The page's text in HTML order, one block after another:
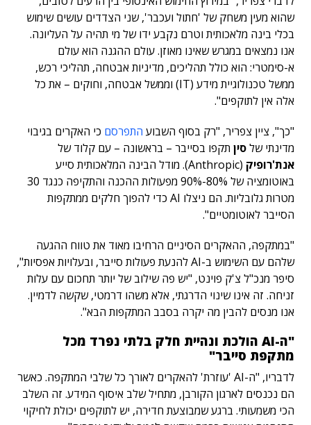
שהוא מעין משחק של 'חתול ועכבר', שני הצדדים עושים שימוש
בכלי בינה מלאכותית וטרם נקבע ידו של מי תהיה על העליונה.
אנו נמצאים במגרש שאינו מאוזן. עולם ההגנה הוא עולם
א-סימטרי: הוא כולל תהליכים, מדיניות אבטחה, תהליכי רכש,
ממשל טכנולוגיית מידע (IT) וממשל אבטחה, וחוקים – את כל
אלה אין לתוקפים".
"כך", ציין צפריר, "רק בסוף השבוע התפרסם כי האקרים בגיבוי
מדינתי שלסין תקפו בסייבר – בראשונה – עם קלוד של
אנת'רופיק
(Anthropic). מודל הבינה המלאכותית סייע
באוטומציה של 80%-90% מפעולות ההכנה והתקיפה כנגד 30
מטרות גלובליות. הם ניצלו AI כדי להפוך חלקים ממתקפות
הסייבר לאוטומטיים".
"במתקפה, ההאקרים הסיניים הרחיבו מאוד את טווח ההגעה
שלהם עם השימוש ב-AI להנעת פעולות סייבר, ובעלויות אפסיות",
סיפר מנכ"ל צ'ק פוינט, "יש פה שילוב של יותר תחכום עם עלות
זניחה. זה אינו שינוי הדרגתי, אלא משהו דרמטי, שקשה לדמיין.
אנו מנסים להבין מה יקרה בסבב המתקפות הבא".
"ה-AI הולכת ונהיית חלק בלתי נפרד מכל
מתקפת סייבר"
לדבריו, "ה-AI 'עוזרת' להאקרים לאורך כל שלבי המתקפה. כאשר
הם נכנסים לארגון הקורבן, מתחיל שלב איסוף המידע. זה השלב
הכי משמעותי. ברגע שמבוצעת חדירה, יש לתוקפים יכולת לחיקוי